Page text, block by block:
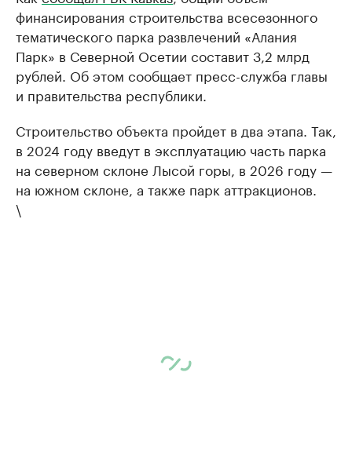
финансирования строительства всесезонного
тематического парка развлечений «Алания
Парк» в Северной Осетии составит 3,2 млрд
рублей. Об этом сообщает пресс-служба главы
и правительства республики.
Строительство объекта пройдет в два этапа. Так,
в 2024 году введут в эксплуатацию часть парка
на северном склоне Лысой горы, в 2026 году —
на южном склоне, а также парк аттракционов.
\